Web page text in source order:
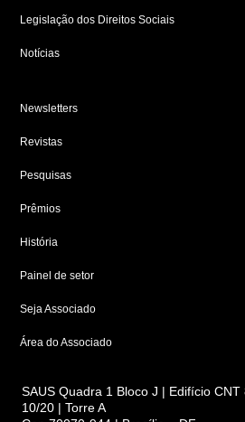
Legislação dos Direitos Sociais
Notícias
Newsletters
Revistas
Pesquisas
Prêmios
História
Painel de setor
Seja Associado
Área do Associado
SAUS Quadra 1 Bloco J | Edifício CNT
10/20 | Torre A